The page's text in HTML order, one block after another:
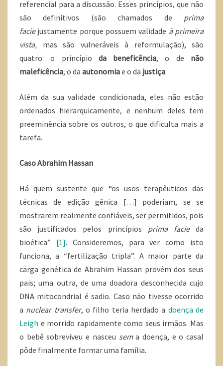
referencial para a discussão. Esses princípios, que não
são definitivos (são chamados de prima
facie justamente porque possuem validade à primeira
vista, mas são vulneráveis à reformulação), são
quatro: o princípio da beneficência, o de não
maleficência, o da autonomiae o da justiça.
Além da sua validade condicionada, eles não estão
ordenados hierarquicamente, e nenhum deles tem
preeminência sobre os outros, o que dificulta mais a
tarefa.
Caso Abrahim Hassan
Há quem sustente que “os usos terapêuticos das
técnicas de edição gênica […] poderiam, se se
mostrarem realmente confiáveis, ser permitidos, pois
são justificados pelos princípios prima facieda
bioética” [1]. Consideremos, para ver como isto
funciona, a “fertilização tripla”. A maior parte da
carga genética de Abrahim Hassan provém dos seus
pais; uma outra, de uma doadora desconhecida cujo
DNA mitocondrial é sadio. Caso não tivesse ocorrido
a nuclear transfer, o filho teria herdado a doença de
Leigh e morrido rapidamente como seus irmãos. Mas
o bebê sobreviveu e nasceu sema doença, e o casal
pôde finalmente formar uma família.